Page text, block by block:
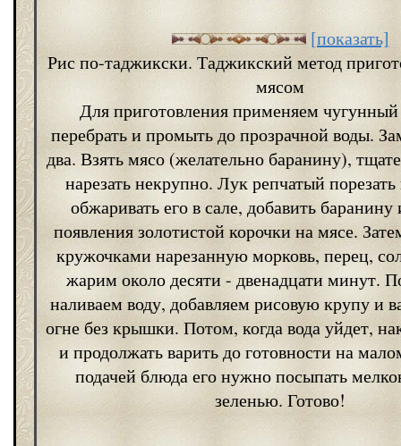
[показать]
Рис по-таджикски. Таджикский метод
мясом
Для приготовления применяем чугунный
перебрать и промыть до прозрачной воды.
два. Взять мясо (желательно баранину),
нарезать некрупно. Лук репчатый
обжаривать его в сале, добавить
появления золотистой корочки на мясе.
кружочками нарезанную морковь, перец,
жарим около десяти - двенадцати минут.
наливаем воду, добавляем рисовую крупу и
огне без крышки. Потом, когда вода уйдет,
и продолжать варить до готовности на
подачей блюда его нужно посыпать
зеленью. Готово!